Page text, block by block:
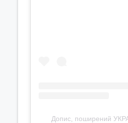
Допис, поширений